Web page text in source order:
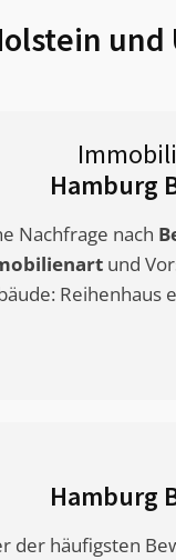
und
Hamburg
Nachfrage nach
und
Reihenhaus
Hamburg
der häufigsten